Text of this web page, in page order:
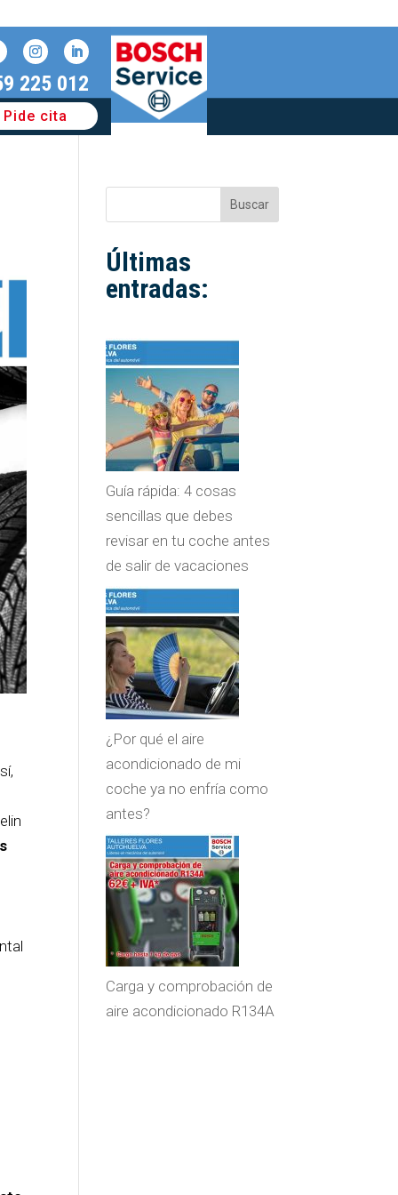
225 012
Pide cita
Buscar
Últimas
entradas:
Guía rápida: 4 cosas
sencillas que debes
revisar en tu coche antes
de salir de vacaciones
¿Por qué el aire
acondicionado de mi
coche ya no enfría como
antes?
Carga y comprobación de
aire acondicionado R134A